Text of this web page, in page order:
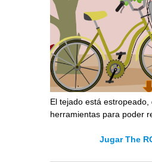
El tejado está
herramientas para poder
Jugar The